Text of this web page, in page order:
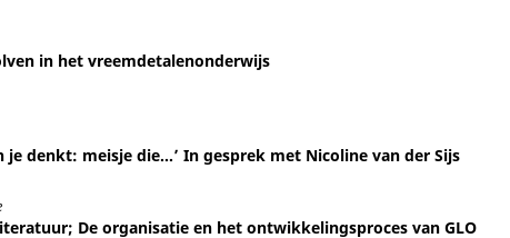
in het vreemdetalenonderwijs
je denkt: meisje die…’ In gesprek met Nicoline van der Sijs
De organisatie en het ontwikkelingsproces van GLO